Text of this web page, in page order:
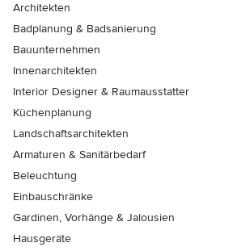
Architekten
Badplanung & Badsanierung
Bauunternehmen
Innenarchitekten
Interior Designer & Raumausstatter
Küchenplanung
Landschaftsarchitekten
Armaturen & Sanitärbedarf
Beleuchtung
Einbauschränke
Gardinen, Vorhänge & Jalousien
Hausgeräte